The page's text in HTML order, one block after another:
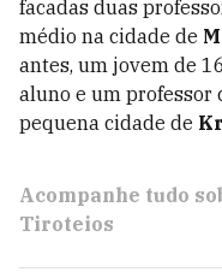
facadas duas
médio na cidade de
antes, um jovem de
aluno e um professor
pequena cidade de
Acompanhe tudo
Tiroteios